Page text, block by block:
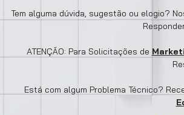
Tem alguma dúvida, sugestão ou elogio?
ATENÇÃO: Para Solicitações de
Está com algum Problema Técnico?